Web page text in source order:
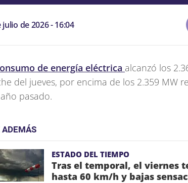
julio de 2026 - 16:04
de energía eléctrica alcanzó los
del jueves, por encima de los 2.359 MW
pasado.
ADEMÁS
ESTADO DEL TIEMPO
Tras el temporal, el viernes
hasta 60 km/h y bajas